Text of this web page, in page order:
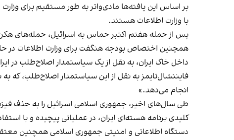
بر اساس این یافته‌ها مادی‌واتر به طور مستقیم برای
با وزارت اطلاعات هستند.
پس از حمله هفتم اکتبر حماس به اسرائیل، حمله‌های هکری
داخل خاک ایران، به نقل از یک سیاستمدار اصلاح‌طلب در
فایننشال‌تایمز به نقل از این سیاستمدار اصلاح‌طلب، که به
انجام می‌دهد.»
طی سال‌های اخیر، جمهوری اسلامی اسرائیل را به حذف
کلیدی برنامه هسته‌ای ایران، در عملیاتی پیچیده و با استفاده از
دستگاه اطلاعاتی و امنیتی جمهوری اسلامی همچنین